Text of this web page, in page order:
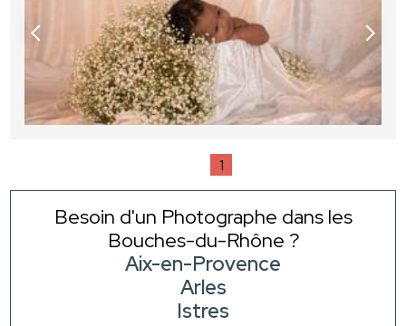
1
Besoin d'un Photographe dans les
Bouches-du-Rhône ?
Aix-en-Provence
Arles
Istres